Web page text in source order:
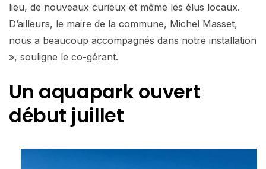
lieu, de nouveaux curieux et même les élus locaux.
D’ailleurs, le maire de la commune, Michel Masset,
nous a beaucoup accompagnés dans notre installation
», souligne le co-gérant.
Un aquapark ouvert
début juillet